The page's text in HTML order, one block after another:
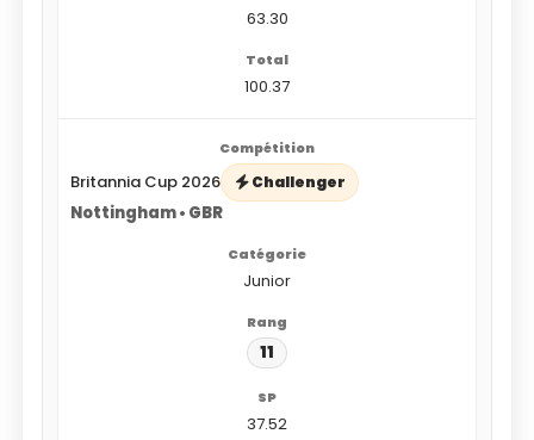
63.30
100.37
Britannia Cup 2026 Challenger
Nottingham • GBR
Junior
11
37.52